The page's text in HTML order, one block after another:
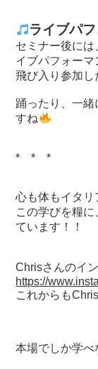
ライブパ
セミナー後に
イブパフォーマ
飛び入り参加し
踊ったり、一緒
すね
* * *
心も体もイタ
この学びを糧
ています！！
Chrisさんのイ
https://
これからも
本場でしか学